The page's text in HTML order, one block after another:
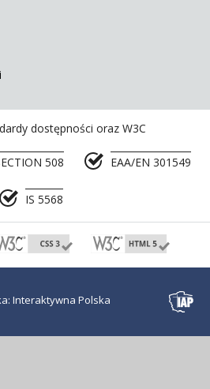
dostępności oraz W3C
508 EAA/EN 301549
IS 5568
Interaktywna Polska